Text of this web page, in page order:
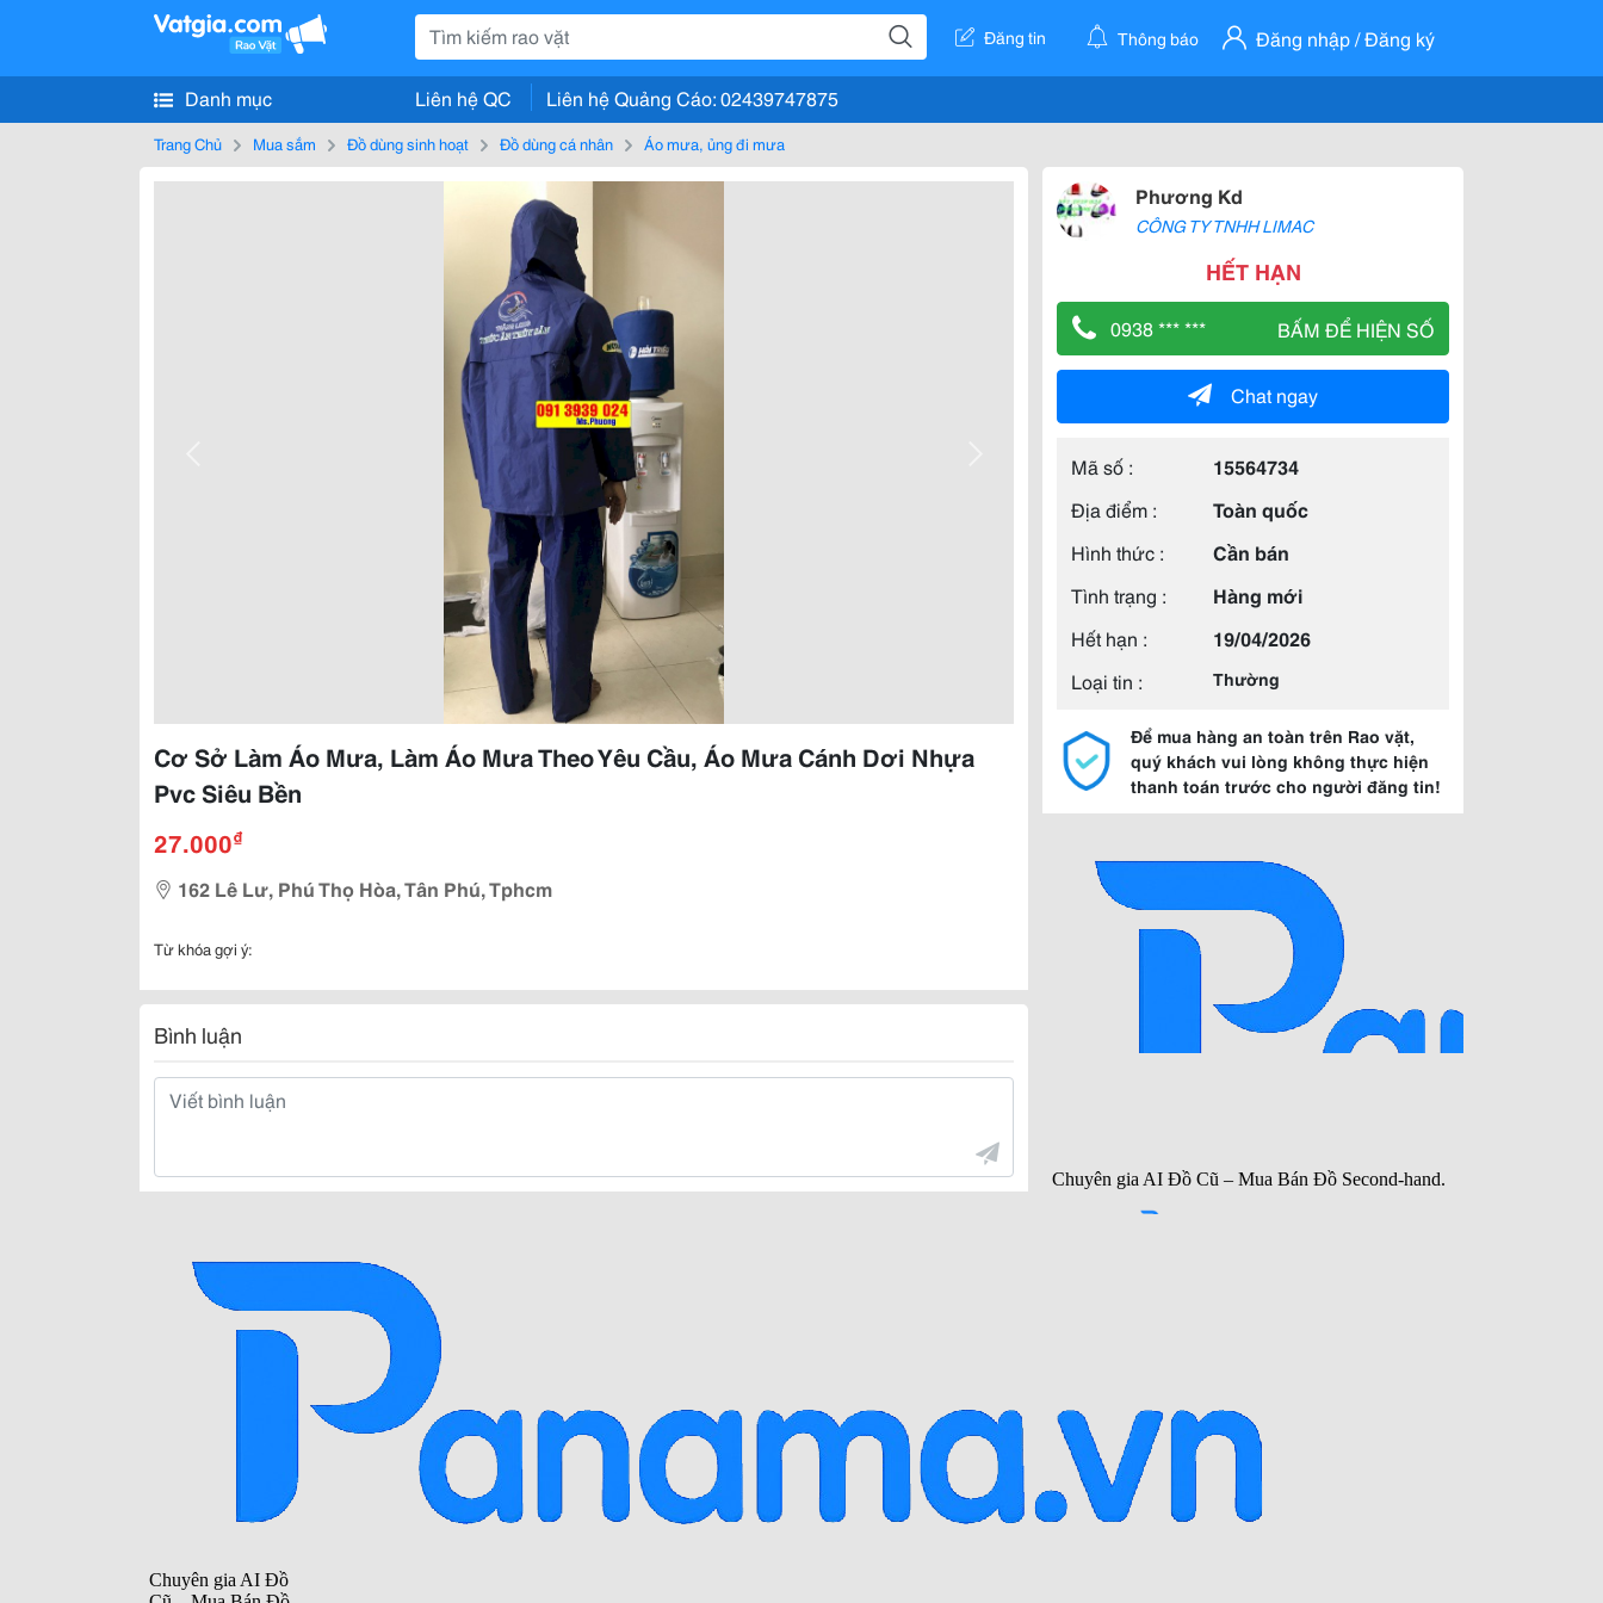
Đăng tin Thông báo Đăng nhập / Đăng ký
Danh mục Liên hệ QC Liên hệ Quảng Cáo: 02439747875
Trang Chủ Mua sắm Đồ dùng sinh hoạt Đồ dùng cá nhân Áo mưa, ủng đi mưa
Cơ Sở Làm Áo Mưa, Làm Áo Mưa Theo Yêu Cầu, Áo Mưa Cánh Dơi Nhựa
Pvc Siêu Bền
27.000₫
162 Lê Lư, Phú Thọ Hòa, Tân Phú, Tphcm
Từ khóa gợi ý:
Bình luận
Phương Kd
CÔNG TY TNHH LIMAC
HẾT HẠN
0938 *** *** BẤM ĐỂ HIỆN SỐ
Chat ngay
Mã số :
15564734
Địa điểm :
Toàn quốc
Hình thức :
Cần bán
Tình trạng :
Hàng mới
Hết hạn :
19/04/2026
Loại tin :
Thường
Để mua hàng an toàn trên Rao vặt,
quý khách vui lòng không thực hiện
thanh toán trước cho người đăng tin!